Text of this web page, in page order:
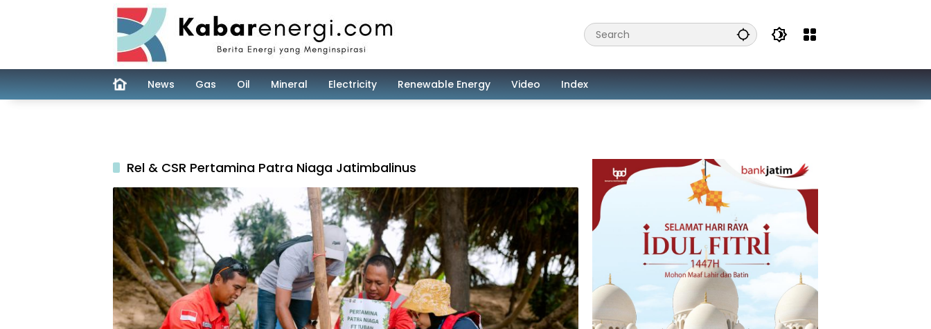
News Gas Oil Mineral Electricity Renewable Energy Video Index
Rel & CSR Pertamina Patra Niaga Jatimbalinus